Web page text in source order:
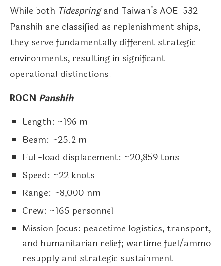
While both Tidespringand Taiwan’s AOE-532
Panshih are classified as replenishment ships,
they serve fundamentally different strategic
environments, resulting in significant
operational distinctions.
ROCN Panshih
Length: ~196 m
Beam: ~25.2 m
Full-load displacement: ~20,859 tons
Speed: ~22 knots
Range: ~8,000 nm
Crew: ~165 personnel
Mission focus: peacetime logistics, transport,
and humanitarian relief; wartime fuel/ammo
resupply and strategic sustainment